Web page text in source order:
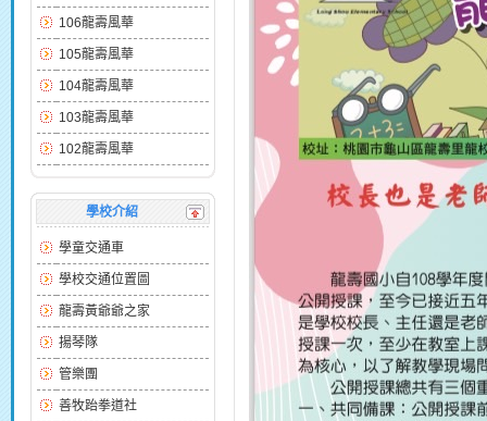
106龍壽風華
105龍壽風華
104龍壽風華
103龍壽風華
102龍壽風華
學校介紹
學童交通車
學校交通位置圖
龍壽黃爺爺之家
揚琴隊
管樂團
善牧跆拳道社